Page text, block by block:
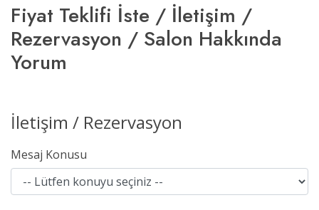
Fiyat Teklifi İste / İletişim /
Rezervasyon / Salon Hakkında
Yorum
İletişim / Rezervasyon
Mesaj Konusu